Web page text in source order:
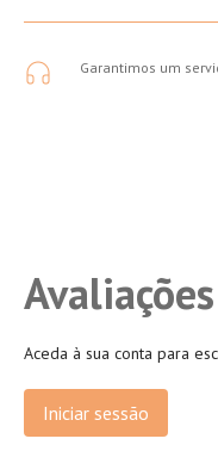
Garantimos um
Avaliações
Aceda à sua conta para
Iniciar sessão